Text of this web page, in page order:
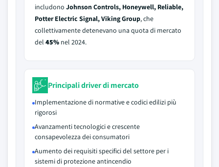
includono Johnson Controls, Honeywell, Reliable,
Potter Electric Signal, Viking Group, che
collettivamente detenevano una quota di mercato
del 45% nel 2024.
Principali driver di mercato
Implementazione di normative e codici edilizi più
rigorosi
Avanzamenti tecnologici e crescente
consapevolezza dei consumatori
Aumento dei requisiti specifici del settore per i
sistemi di protezione antincendio